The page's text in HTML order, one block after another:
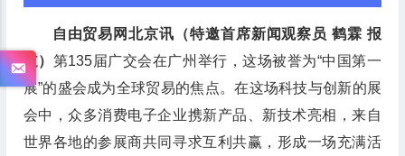
自由贸易网北京讯（特邀首席新闻观察员 鹤霖 报
道） 第135届广交会在广州举行，这场被誉为“中国第一
展”的盛会成为全球贸易的焦点。在这场科技与创新的展
会中，众多消费电子企业携新产品、新技术亮相，来自
世界各地的参展商共同寻求互利共赢，形成一场充满活